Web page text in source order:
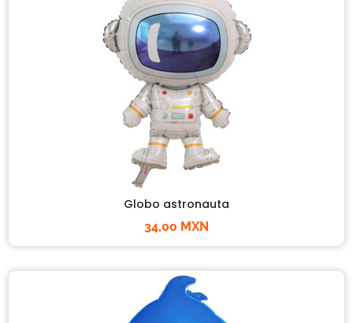
Globo astronauta
34,00 MXN